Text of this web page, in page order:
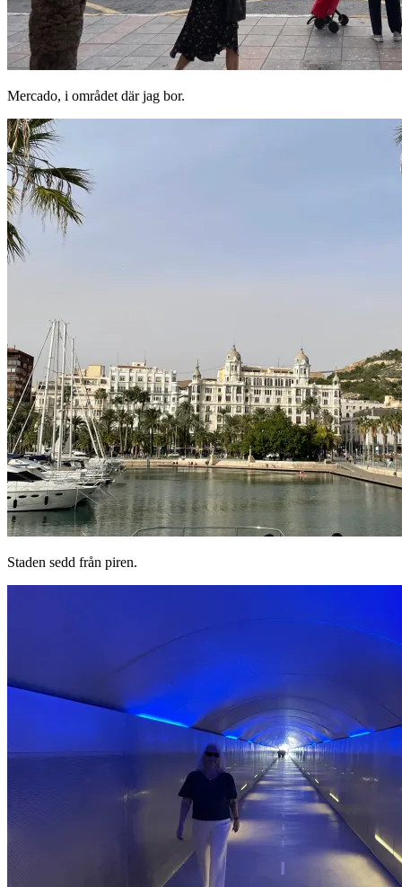
Mercado, i området där jag bor.
Staden sedd från piren.